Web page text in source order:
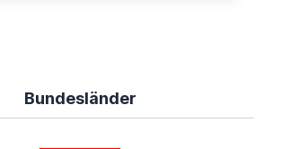
Bundesländer